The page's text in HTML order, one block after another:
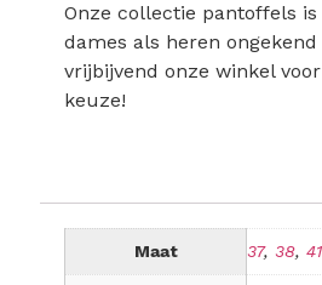
Onze collectie pantoffels
dames als heren ongekend
vrijbijvend onze winkel
keuze!
Maat 37,38,41